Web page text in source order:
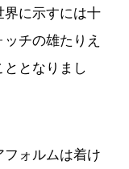
に示すには十
チの雄たりえ
となりまし
ォルムは着け